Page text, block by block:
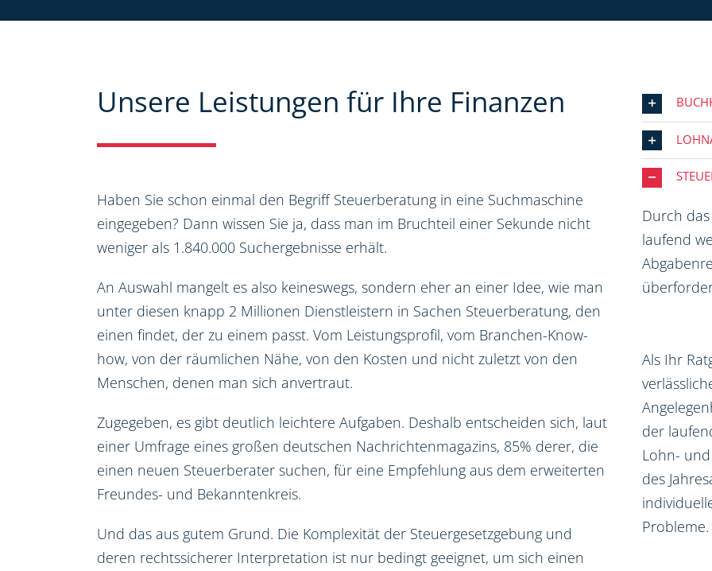
Unsere Leistungen für Ihre Finanzen
Haben Sie schon einmal den Begriff Steuerberatung in eine Suchmaschine
eingegeben? Dann wissen Sie ja, dass man im Bruchteil einer Sekunde nicht
weniger als 1.840.000 Suchergebnisse erhält.
An Auswahl mangelt es also keineswegs, sondern eher an einer Idee, wie man
unter diesen knapp 2 Millionen Dienstleistern in Sachen Steuerberatung, den
einen findet, der zu einem passt. Vom Leistungsprofil, vom Branchen-Know-
how, von der räumlichen Nähe, von den Kosten und nicht zuletzt von den
Menschen, denen man sich anvertraut.
Zugegeben, es gibt deutlich leichtere Aufgaben. Deshalb entscheiden sich, laut
einer Umfrage eines großen deutschen Nachrichtenmagazins, 85% derer, die
einen neuen Steuerberater suchen, für eine Empfehlung aus dem erweiterten
Freundes- und Bekanntenkreis.
Und das aus gutem Grund. Die Komplexität der Steuergesetzgebung und
deren rechtssicherer Interpretation ist nur bedingt geeignet, um sich einen
Durch
laufend
Als Ihr
der
Lohn-
des
Probleme.